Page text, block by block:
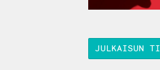
JULKAISUN